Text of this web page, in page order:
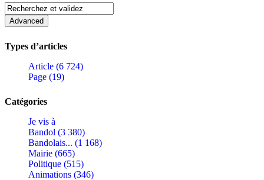
Types d’articles
Article (6 724)
Page (19)
Catégories
Je vis à
Bandol (3 380)
Bandolais... (1 168)
Mairie (665)
Politique (515)
Animations (346)